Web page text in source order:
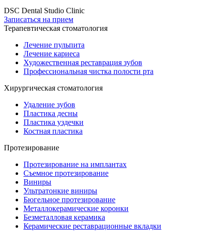
DSC Dental Studio Clinic
Записаться на прием
Терапевтическая стоматология
Лечение пульпита
Лечение кариеса
Художественная реставрация зубов
Профессиональная чистка полости рта
Хирургическая стоматология
Удаление зубов
Пластика десны
Пластика уздечки
Костная пластика
Протезирование
Протезирование на имплантах
Съемное протезирование
Виниры
Ультратонкие виниры
Бюгельное протезирование
Металлокерамические коронки
Безметалловая керамика
Керамические реставрационные вкладки